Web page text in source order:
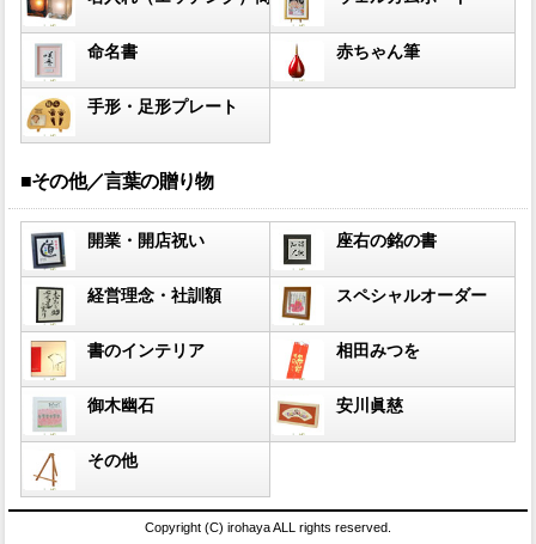
命名書 赤ちゃん筆
手形・足形プレート
■その他／言葉の贈り物
開業・開店祝い 座右の銘の書
経営理念・社訓額 スペシャルオーダー
書のインテリア 相田みつを
御木幽石 安川眞慈
その他
Copyright (C) irohaya ALL rights reserved.